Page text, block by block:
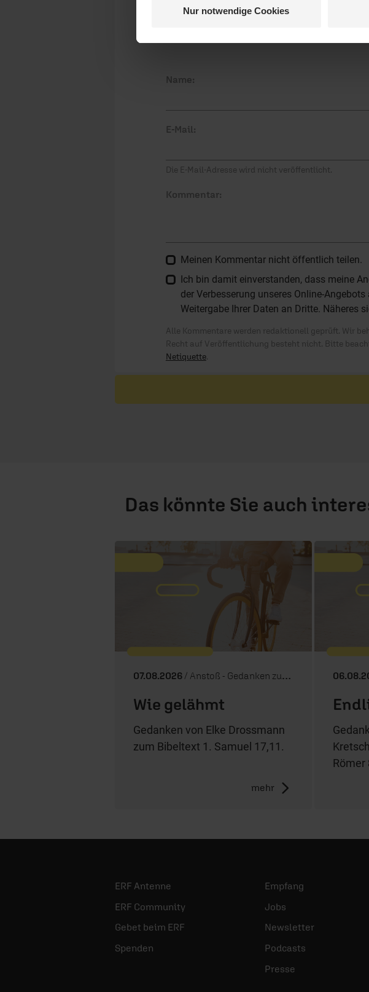
Nur notwendige Cookies
Name:
E-Mail:
Die E-Mail-Adresse wird nicht veröffentlicht.
Kommentar:
Meinen Kommentar nicht öffentlich teilen.
Ich bin damit einverstanden, dass meine
der Verbesserung unseres Online-
Weitergabe Ihrer Daten an Dritte. Näheres
Alle Kommentare werden redaktionell geprüft. Wir
Recht auf Veröffentlichung besteht nicht. Bitte
Netiquette.
Das könnte Sie auch
07.08.2026 / Anstoß - Gedanken zum Tag
Wie gelähmt
Gedanken von Elke Drossmann
zum Bibeltext 1. Samuel 17,11.
mehr
Römer
ERF Antenne
ERF Community
Gebet beim ERF
Spenden
Empfang
Jobs
Newsletter
Podcasts
Presse